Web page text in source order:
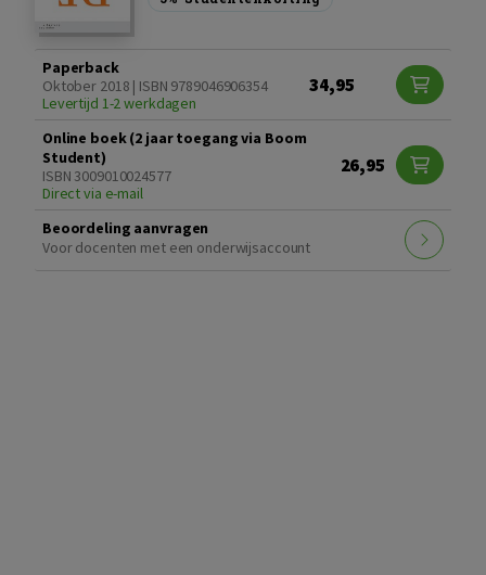
Paperback
Oktober 2018 | ISBN 9789046906354
Levertijd 1-2 werkdagen
34,95
Online boek (2 jaar toegang via Boom
Student)
ISBN 3009010024577
Direct via e-mail
26,95
Beoordeling aanvragen
Voor docenten met een onderwijsaccount